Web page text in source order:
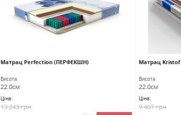
Матрац Perfection (ПЕРФЕКШН)
Висота
22.0см
Ціна:
13 243 грн
Матрац Kristof
Висота
22.0см
Ціна:
9 407 грн